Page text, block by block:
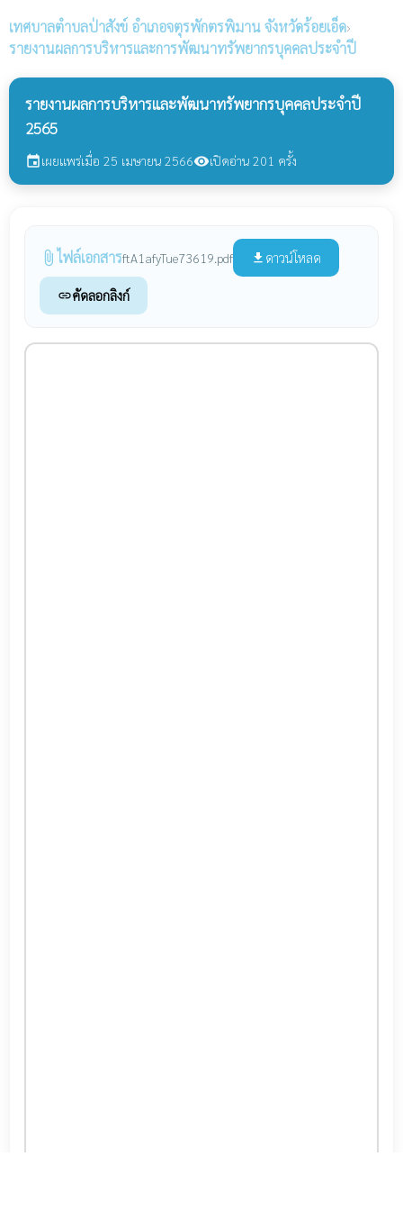
เทศบาลตำบลป่าสังข์ อำเภอจตุรพักตรพิมาน จังหวัดร้อยเอ็ด›
รายงานผลการบริหารและการพัฒนาทรัพยากรบุคคลประจำปี
รายงานผลการบริหารและพัฒนาทรัพยากรบุคคลประจำปี
2565
eventเผยแพร่เมื่อ 25 เมษายน 2566visibilityเปิดอ่าน 201 ครั้ง
attach_file ไฟล์เอกสารftA1afyTue73619.pdf file_download ดาวน์โหลด
linkคัดลอกลิงก์